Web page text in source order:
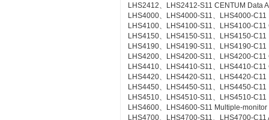
LHS2412、LHS2412-S11 CENTUM Data
LHS4000、LHS4000-S11、LHS4000-
LHS4100、LHS4100-S11、LHS4100-
LHS4150、LHS4150-S11、LHS4150-
LHS4190、LHS4190-S11、LHS4190-
LHS4200、LHS4200-S11、LHS4200-
LHS4410、LHS4410-S11、LHS4410-
LHS4420、LHS4420-S11、LHS4420-
LHS4450、LHS4450-S11、LHS4450-
LHS4510、LHS4510-S11、LHS4510-
LHS4600、LHS4600-S11 Multiple-
LHS4700、LHS4700-S11、LHS4700-